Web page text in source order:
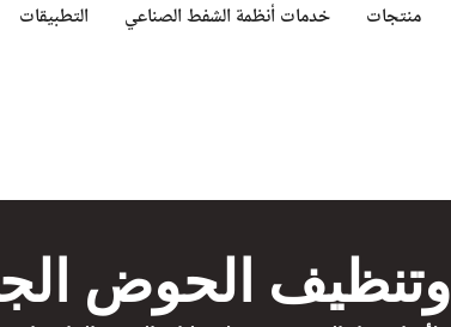
منتجات خدمات أنظمة الشفط الصناعي التطبيقات
الحوض